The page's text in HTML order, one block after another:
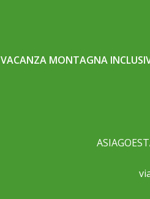
VACANZA MONTAGNA